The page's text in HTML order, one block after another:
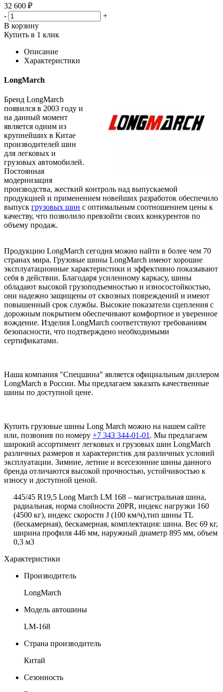
32 600 ₽
-
+
В корзину
Купить в 1 клик
Описание
Характеристики
LongMarch
Бренд LongMarch
появился в 2003 году и
на данный момент
является одним из
крупнейших в Китае
производителей шин
для легковых и
грузовых автомобилей.
Постоянная
модернизация
производства, жесткий контроль над выпускаемой
продукцией и применением новейших разработок обеспечило
выпуск грузовых шин с оптимальным соотношением цены к
качеству, что позволило превзойти своих конкурентов по
объему продаж.
Продукцию LongMarch сегодня можно найти в более чем 70
странах мира. Грузовые шины LongMarch имеют хорошие
эксплуатационные характеристики и эффективно показывают
себя в действии. Благодаря усиленному каркасу, шины
обладают высокой грузоподъемностью и износостойкостью,
они надежно защищены от сквозных повреждений и имеют
повышенный срок службы. Высокие показатели сцепления с
дорожным покрытием обеспечивают комфортное и уверенное
вождение. Изделия LongMarch соответствуют требованиям
безопасности, что подтверждено необходимыми
сертификатами.
Наша компания "Спецшина" является официальным диллером
LongMarch в России. Мы предлагаем заказать качественные
шины по доступной цене.
Купить грузовые шины Long March можно на нашем сайте
или, позвонив по номеру +7 343 344-01-01 . Мы предлагаем
широкий ассортимент легковых и грузовых шин LongMarch
различных размеров и характеристик для различных условий
эксплуатации. Зимние, летние и всесезонние шины данного
бренда отличаются высокой прочностью, устойчивостью к
износу и доступной ценой.
445/45 R19,5 Long March LM 168 – магистральная шина,
радиальная, норма слойности 20PR, индекс нагрузки 160
(4500 кг), индекс скорости J(100 км/ч),тип шины TL
(бескамерная), бескамерная, комплектация: шина. Вес 69 кг,
ширина профиля 446 мм, наружный диаметр 895 мм, объем
0,3 м3
Характеристики
Производитель
LongMarch
Модель автошины
LM-168
Страна производитель
Китай
Сезонность